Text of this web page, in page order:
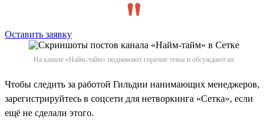
Оставить заявку
На канале «Найм-тайм» поднимают горячие темы и обсуждают их
Чтобы следить за работой Гильдии нанимающих менеджеров,
зарегистрируйтесь в соцсети для нетворкинга «Сетка», если
ещё не сделали этого.